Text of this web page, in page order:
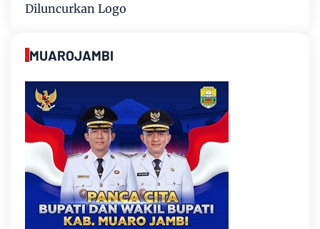
Diluncurkan Logo
MUAROJAMBI